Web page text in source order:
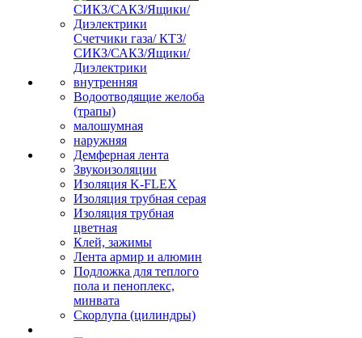
Счетчики газа/ КТЗ/
СИКЗ/САКЗ/Ящики/
Диэлектрики
внутренняя
Водоотводящие желоба
(трапы)
малошумная
наружняя
Демферная лента
Звукоизоляции
Изоляция K-FLEX
Изоляция трубная серая
Изоляция трубная
цветная
Клей, зажимы
Лента армир и алюмин
Подложка для теплого
пола и пеноплекс,
минвата
Скорлупа (цилиндры)